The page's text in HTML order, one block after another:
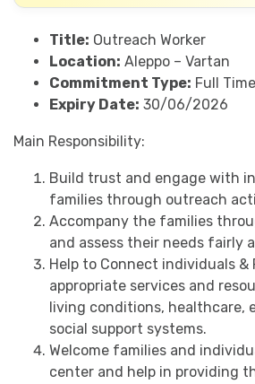
Title: Outreach Worker
Location: Aleppo – Vartan
Commitment Type: Full Time
Expiry Date: 30/06/2026
Main Responsibility:
Build trust and engage with
families through outreach
Accompany the families
and assess their needs fairly
Help to Connect individuals &
appropriate services and
living conditions, healthcare,
social support systems.
Welcome families and
center and help in providing